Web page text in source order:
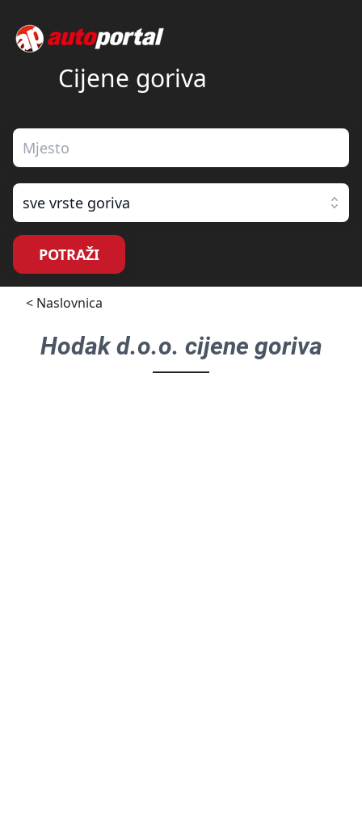
Cijene goriva
sve vrste goriva
POTRAŽI
< Naslovnica
Hodak d.o.o. cijene goriva